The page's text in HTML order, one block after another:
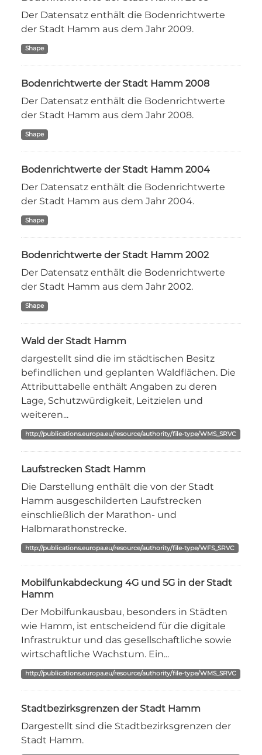
Der Datensatz enthält die Bodenrichtwerte
der Stadt Hamm aus dem Jahr 2009.
Shape
Bodenrichtwerte der Stadt Hamm 2008
Der Datensatz enthält die Bodenrichtwerte
der Stadt Hamm aus dem Jahr 2008.
Shape
Bodenrichtwerte der Stadt Hamm 2004
Der Datensatz enthält die Bodenrichtwerte
der Stadt Hamm aus dem Jahr 2004.
Shape
Bodenrichtwerte der Stadt Hamm 2002
Der Datensatz enthält die Bodenrichtwerte
der Stadt Hamm aus dem Jahr 2002.
Shape
Wald der Stadt Hamm
dargestellt sind die im städtischen Besitz
befindlichen und geplanten Waldflächen. Die
Attributtabelle enthält Angaben zu deren
Lage, Schutzwürdigkeit, Leitzielen und
weiteren...
http://publications.europa.eu/resource/authority/file-type/WMS_SRVC
Laufstrecken Stadt Hamm
Die Darstellung enthält die von der Stadt
Hamm ausgeschilderten Laufstrecken
einschließlich der Marathon- und
Halbmarathonstrecke.
http://publications.europa.eu/resource/authority/file-type/WFS_SRVC
Mobilfunkabdeckung 4G und 5G in der Stadt
Hamm
Der Mobilfunkausbau, besonders in Städten
wie Hamm, ist entscheidend für die digitale
Infrastruktur und das gesellschaftliche sowie
wirtschaftliche Wachstum. Ein...
http://publications.europa.eu/resource/authority/file-type/WMS_SRVC
Stadtbezirksgrenzen der Stadt Hamm
Dargestellt sind die Stadtbezirksgrenzen der
Stadt Hamm.